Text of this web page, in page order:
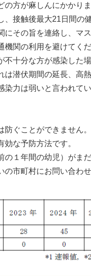
方が麻しんにかかりま
接触後最大21日間の
その旨を連絡し、マ
関の利用を避けてくだ
十分な方が感染した
潜伏期間の延長、高
力は弱いと言われてい
ぐことができません
な予防方法です。
１年間の幼児）がま
市町村にお問い合わせ